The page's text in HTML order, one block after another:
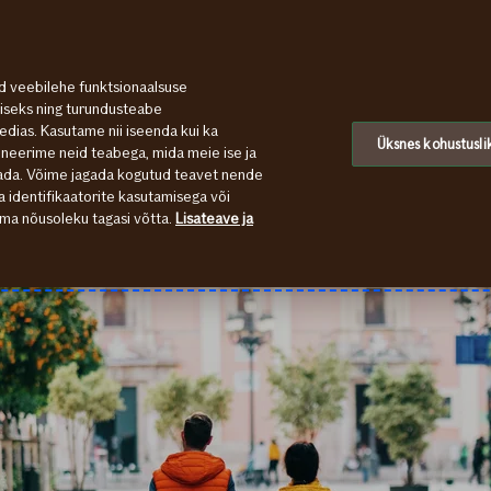
veebilehe funktsionaalsuse
ning turundusteabe
Kasutame nii iseenda kui ka
neid teabega, mida meie ise ja
Võime jagada kogutud teavet nende
identifikaatorite kasutamisega või
nõusoleku tagasi võtta. Lisateave ja
Üksnes